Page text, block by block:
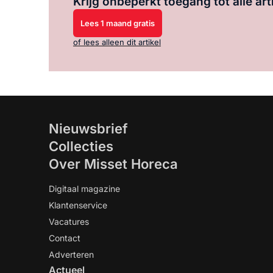
Lees 1 maand gratis
of lees alleen dit artikel
Nieuwsbrief
Collecties
Over Misset Horeca
Digitaal magazine
Klantenservice
Vacatures
Contact
Adverteren
Actueel